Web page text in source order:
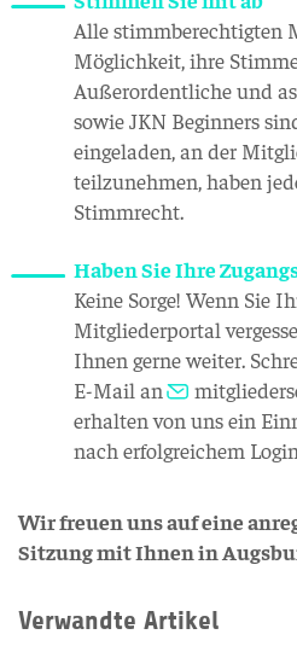
Alle stimmberechtigten
Möglichkeit, ihre
Außerordentliche und
sowie JKN Beginners
eingeladen, an der
teilzunehmen, haben
Stimmrecht.
Haben Sie Ihre
Keine Sorge! Wenn Sie
Mitgliederportal
Ihnen gerne weiter.
E-Mail an
erhalten von uns ein
nach erfolgreichem
Wir freuen uns auf eine
Sitzung mit Ihnen in
Verwandte Artikel